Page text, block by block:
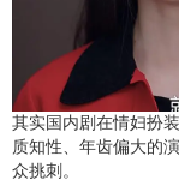
其实国内剧在情妇扮
质知性、年齿偏大的
众挑刺。